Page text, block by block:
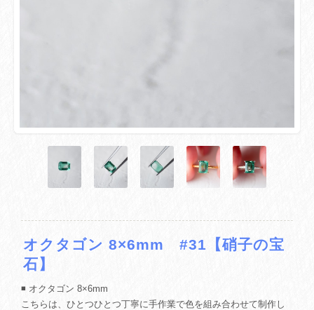
オクタゴン 8×6mm #31【硝子の宝
石】
◾️ オクタゴン 8×6mm
こちらは、ひとつひとつ丁寧に手作業で色を組み合わせて制作し